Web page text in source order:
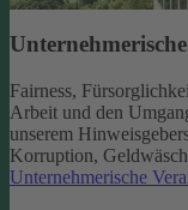
Fairness,
Arbeit und den
unserem
Korruption,
Unternehmerische